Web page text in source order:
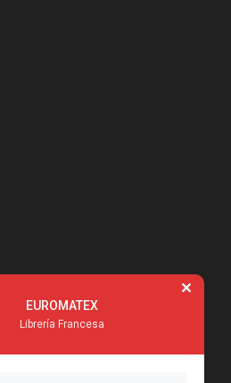
EUROMATEX
Librería Francesa